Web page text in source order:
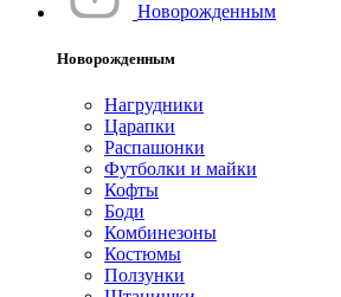
Новорожденным
Новорожденным
Нагрудники
Царапки
Распашонки
Футболки и майки
Кофты
Боди
Комбинезоны
Костюмы
Ползунки